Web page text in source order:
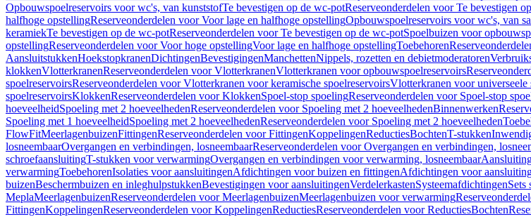
Opbouwspoelreservoirs voor wc's, van kunststofTe bevestigen op de wc-potReserveonderdelen voor Te bevestigen
halfhoge opstellingReserveonderdelen voor Voor lage en halfhoge opstellingOpbouwspoelreservoirs voor wc's, van
keramiekTe bevestigen op de wc-potReserveonderdelen voor Te bevestigen op de wc-potSpoelbuizen voor
opstellingReserveonderdelen voor Voor hoge opstellingVoor lage en halfhoge opstellingToebehoren
AansluitstukkenHoekstopkranenDichtingenBevestigingenManchettenNippels, rozetten en debietmoderatoren
klokkenVlotterkranenReserveonderdelen voor VlotterkranenVlotterkranen voor opbouwspoelreservoirs
spoelreservoirsReserveonderdelen voor Vlotterkranen voor keramische spoelreservoirsVlotterkranen voor universeele
spoelreservoirsKlokkenReserveonderdelen voor KlokkenSpoel-stop spoelingReserveonderdelen voor Spoel-stop
hoeveelheidSpoeling met 2 hoeveelhedenReserveonderdelen voor Spoeling met 2 hoeveelhedenBinnenwerken
Spoeling met 1 hoeveelheidSpoeling met 2 hoeveelhedenReserveonderdelen voor Spoeling met 2 hoeveelheden
FlowFitMeerlagenbuizenFittingenReserveonderdelen voor FittingenKoppelingenReductiesBochtenT-stukken
losneembaarOvergangen en verbindingen, losneembaarReserveonderdelen voor Overgangen en verbindingen,
schroefaansluitingT-stukken voor verwarmingOvergangen en verbindingen voor verwarming, losneembaar
verwarmingToebehorenIsolaties voor aansluitingenAfdichtingen voor buizen en fittingenAfdichtingen voor
buizenBeschermbuizen en inleghulpstukkenBevestigingen voor aansluitingenVerdelerkastenSysteemafdichtingenSets
MeplaMeerlagenbuizenReserveonderdelen voor MeerlagenbuizenMeerlagenbuizen voor verwarming
FittingenKoppelingenReserveonderdelen voor KoppelingenReductiesReserveonderdelen voor ReductiesBochten